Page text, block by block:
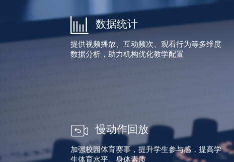
数据统计
提供视频播放、互动频次、观看行为等多维度
数据分析，助力机构优化教学配置
慢动作回放
加强校园体育赛事，提升学生参与感，提高学
生体育水平、身体素质